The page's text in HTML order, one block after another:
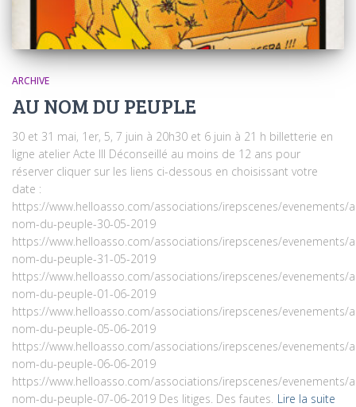
ARCHIVE
AU NOM DU PEUPLE
30 et 31 mai, 1er, 5, 7 juin à 20h30 et 6 juin à 21 h billetterie en
ligne atelier Acte III Déconseillé au moins de 12 ans pour
réserver cliquer sur les liens ci-dessous en choisissant votre
date :
https://www.helloasso.com/associations/irepscenes/evenements/
nom-du-peuple-30-05-2019
https://www.helloasso.com/associations/irepscenes/evenements/
nom-du-peuple-31-05-2019
https://www.helloasso.com/associations/irepscenes/evenements/
nom-du-peuple-01-06-2019
https://www.helloasso.com/associations/irepscenes/evenements/
nom-du-peuple-05-06-2019
https://www.helloasso.com/associations/irepscenes/evenements/
nom-du-peuple-06-06-2019
https://www.helloasso.com/associations/irepscenes/evenements/
nom-du-peuple-07-06-2019 Des litiges. Des fautes. Lire la suite